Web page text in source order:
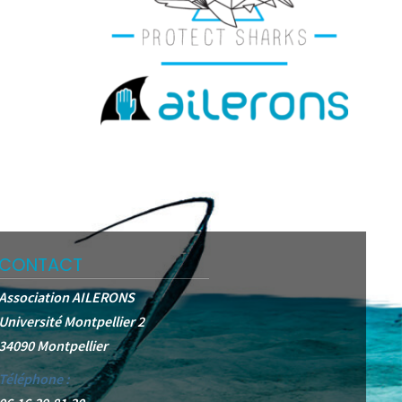
AILERONS
Montpellier 2
Montpellier
: